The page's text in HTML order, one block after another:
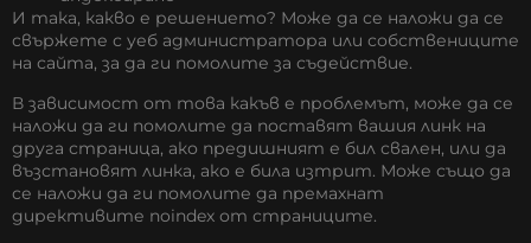
И така, какво е решението? Може да се наложи да се
свържете с уеб администратора или собствениците
на сайта, за да ги помолите за съдействие.
В зависимост от това какъв е проблемът, може да се
наложи да ги помолите да поставят вашия линк на
друга страница, ако предишният е бил свален, или да
възстановят линка, ако е била изтрит. Може също да
се наложи да ги помолите да премахнат
директивите noindex от страниците.